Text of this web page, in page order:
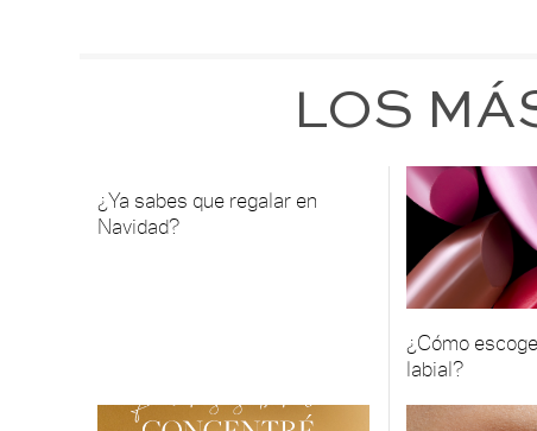
LOS
¿Ya sabes que regalar en
Navidad?
¿Cómo
labial?